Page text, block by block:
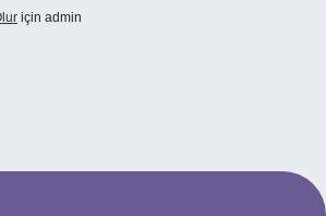
için admin